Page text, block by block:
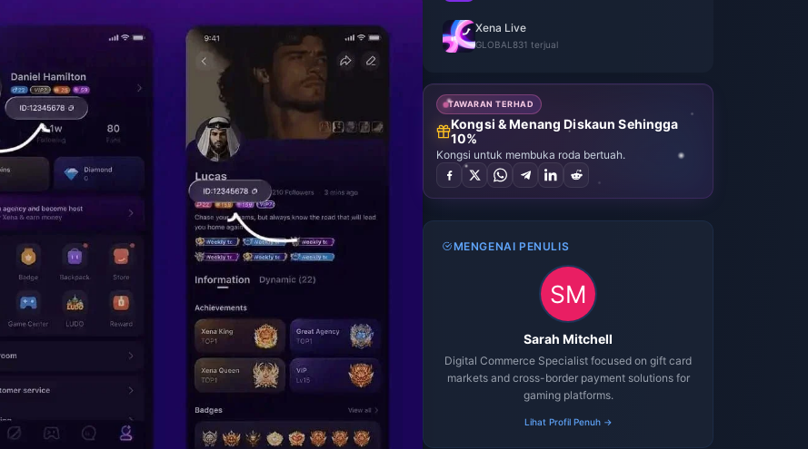
Xena Live
GLOBAL 831 terjual
TAWARAN TERHAD
Kongsi & Menang Diskaun Sehingga
10%
Kongsi untuk membuka roda bertuah.
MENGENAI PENULIS
Sarah Mitchell
Digital Commerce Specialist focused on gift card
markets and cross-border payment solutions for
gaming platforms.
Lihat Profil Penuh →